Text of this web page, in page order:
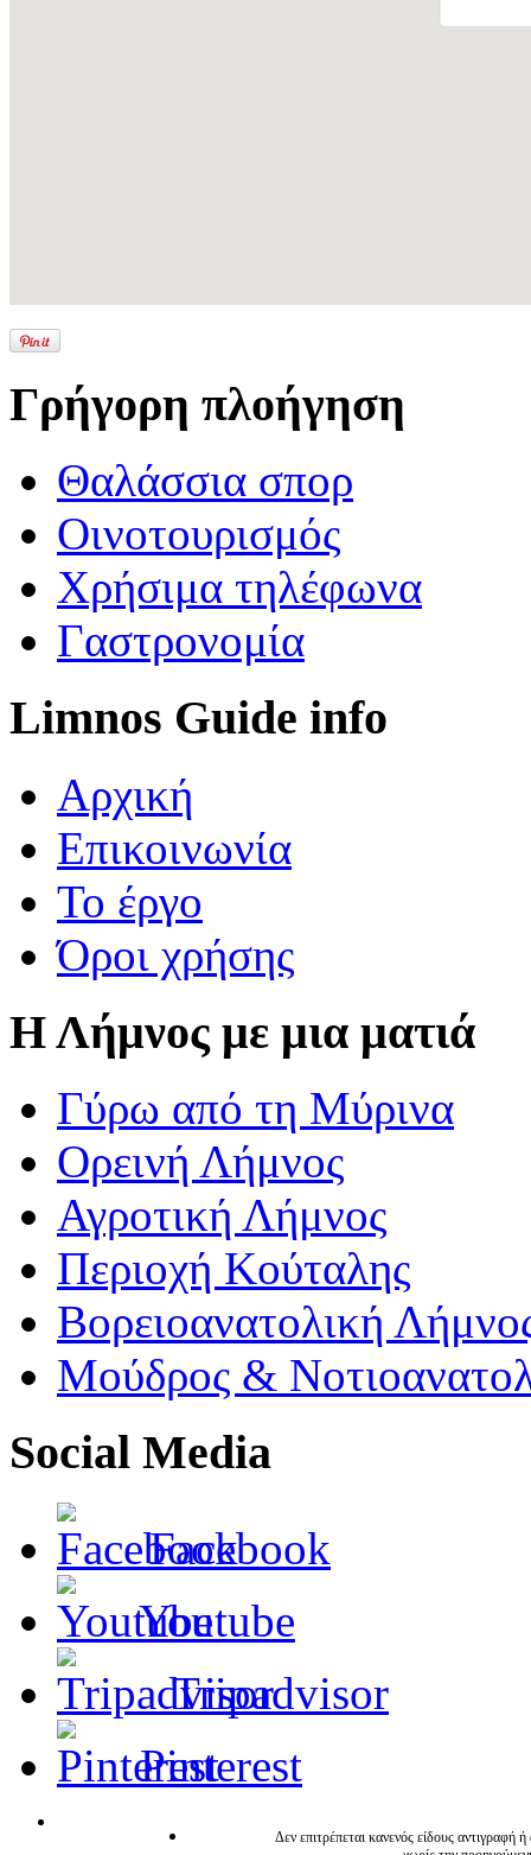
Γρήγορη πλοήγηση
Θαλάσσια σπορ
Οινοτουρισμός
Χρήσιμα τηλέφωνα
Γαστρονομία
Limnos Guide info
Αρχική
Επικοινωνία
Το έργο
Όροι χρήσης
Η Λήμνος με μια ματιά
Γύρω από τη Μύρινα
Ορεινή Λήμνος
Αγροτική Λήμνος
Περιοχή Κούταλης
Βορειοανατολική
Μούδρος &
Social Media
Facebook
Youtube
Tripadvisor
Pinterest
Δεν επιτρέπεται κανενός είδους